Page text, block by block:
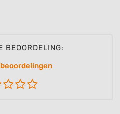
BEOORDELING: